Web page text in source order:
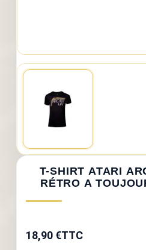
T-SHIRT ATARI
RÉTRO A
18,90 €TTC